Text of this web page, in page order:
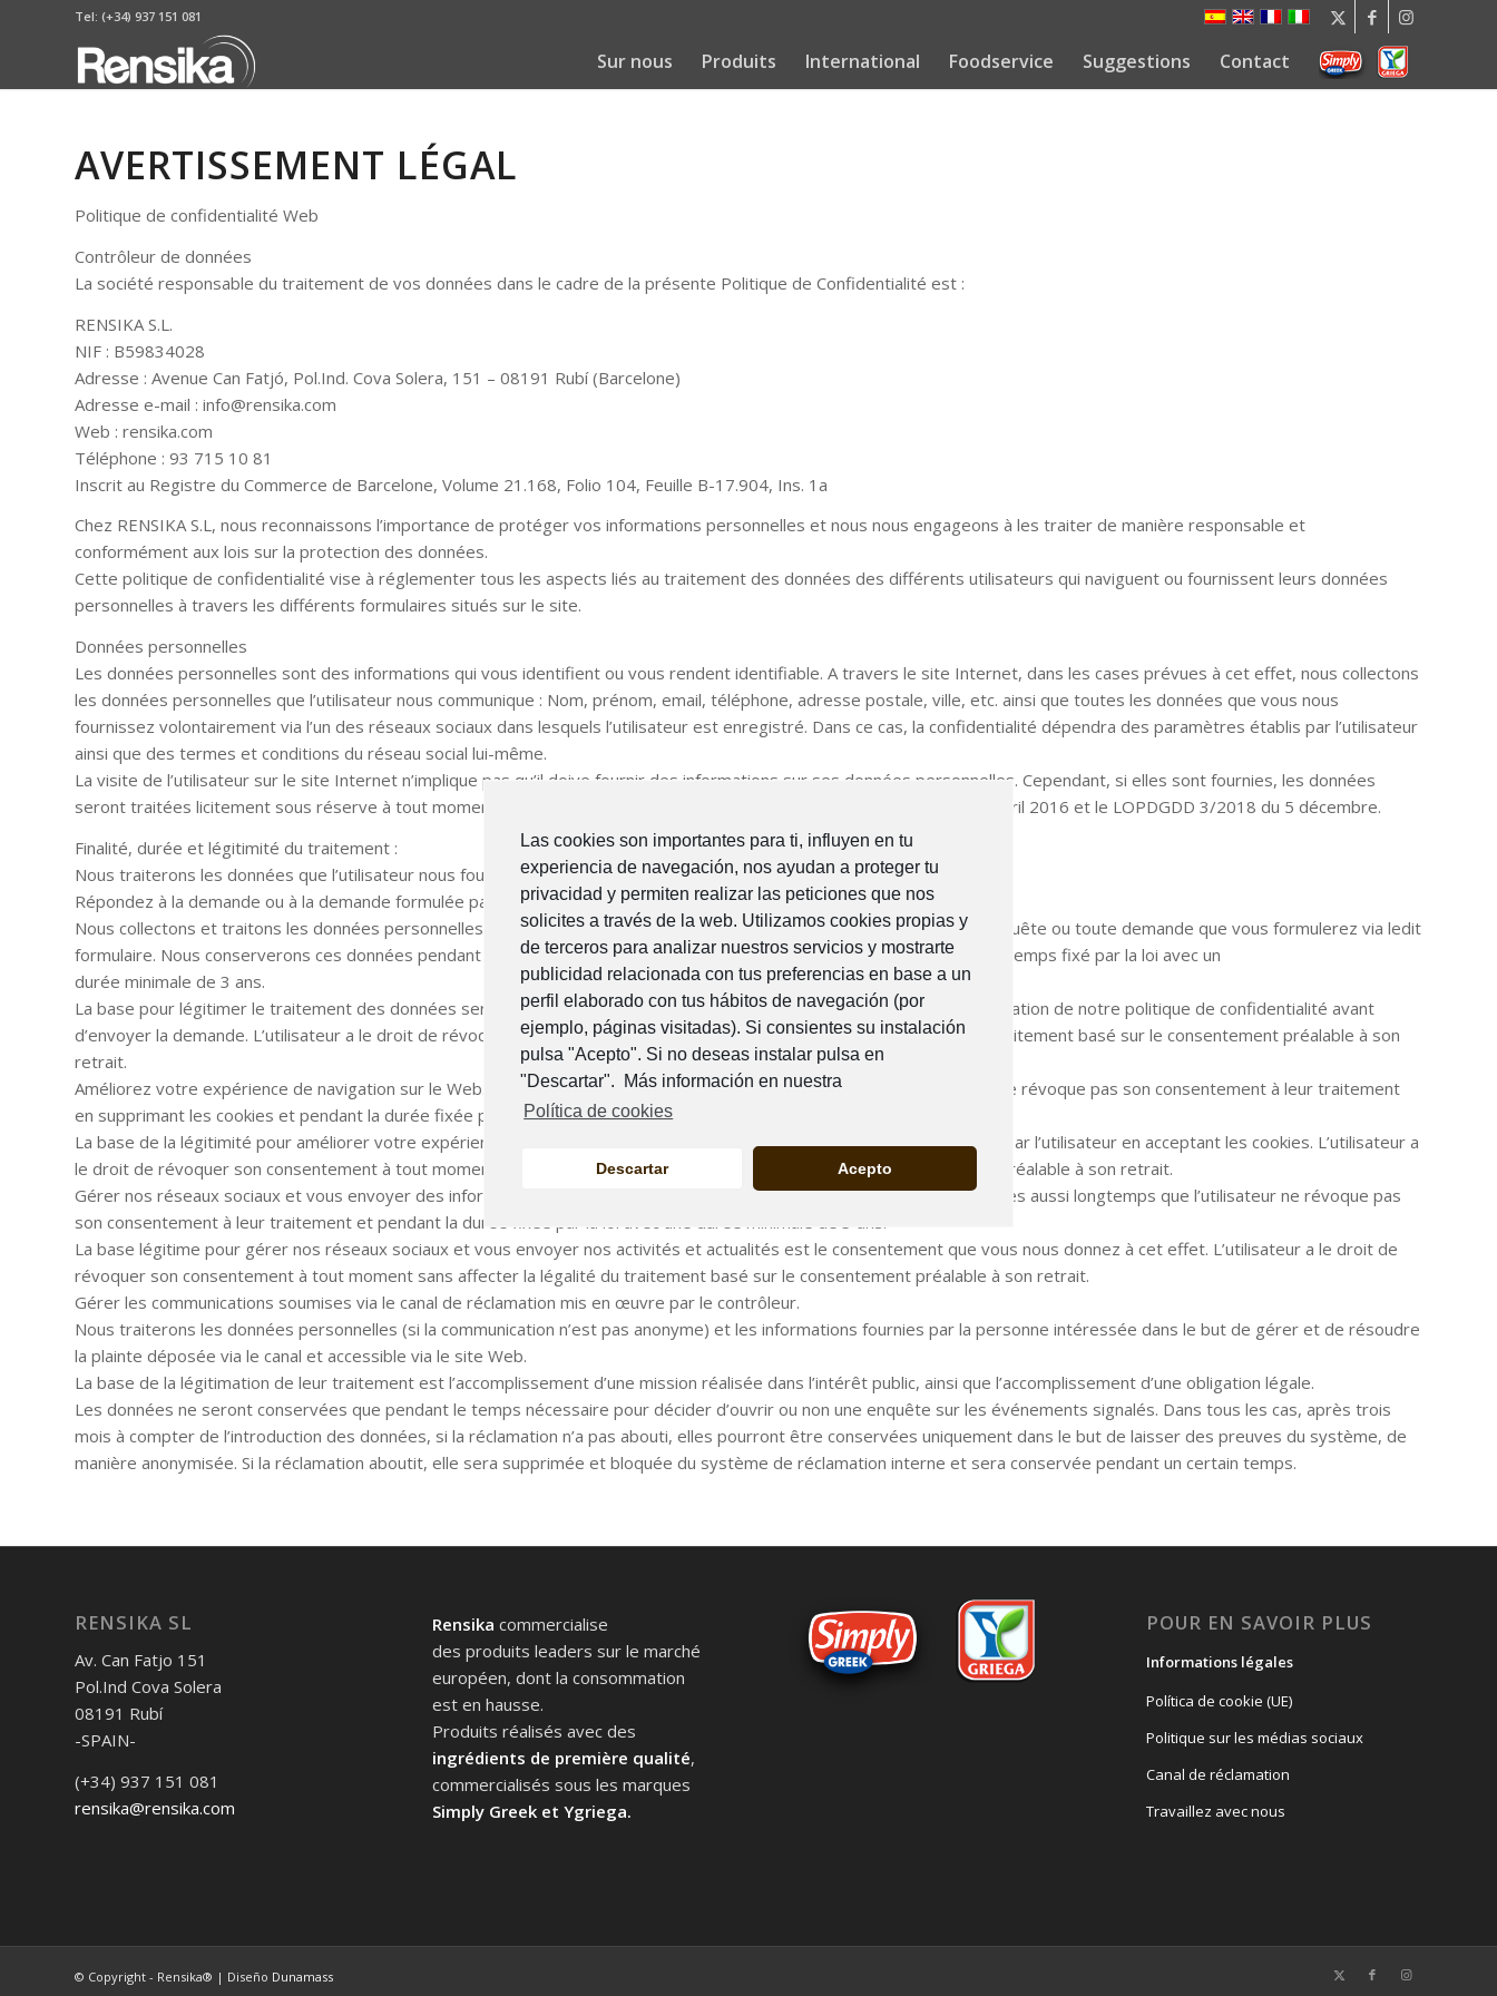
Las cookies son importantes para ti, influyen en tu
experiencia de navegación, nos ayudan a proteger tu
privacidad y permiten realizar las peticiones que nos
solicites a través de la web. Utilizamos cookies propias y
de terceros para analizar nuestros servicios y mostrarte
publicidad relacionada con tus preferencias en base a un
perfil elaborado con tus hábitos de navegación (por
ejemplo, páginas visitadas). Si consientes su instalación
pulsa "Acepto". Si no deseas instalar pulsa en
"Descartar". Más información en nuestra
Política de cookies
Descartar Acepto
Tel: (+34) 937 151 081
Sur nous Produits International Foodservice Suggestions Contact
AVERTISSEMENT LÉGAL
Politique de confidentialité Web
Contrôleur de données
La société responsable du traitement de vos données dans le cadre de la présente Politique de Confidentialité est :
RENSIKA S.L.
NIF : B59834028
Adresse : Avenue Can Fatjó, Pol.Ind. Cova Solera, 151 – 08191 Rubí (Barcelone)
Adresse e-mail : info@rensika.com
Web : rensika.com
Téléphone : 93 715 10 81
Inscrit au Registre du Commerce de Barcelone, Volume 21.168, Folio 104, Feuille B-17.904, Ins. 1a
Chez RENSIKA S.L, nous reconnaissons l’importance de protéger vos informations personnelles et nous nous engageons à les traiter de manière responsable et
conformément aux lois sur la protection des données.
Cette politique de confidentialité vise à réglementer tous les aspects liés au traitement des données des différents utilisateurs qui naviguent ou fournissent leurs données
personnelles à travers les différents formulaires situés sur le site.
Données personnelles
Les données personnelles sont des informations qui vous identifient ou vous rendent identifiable. A travers le site Internet, dans les cases prévues à cet effet, nous collectons
les données personnelles que l’utilisateur nous communique : Nom, prénom, email, téléphone, adresse postale, ville, etc. ainsi que toutes les données que vous nous
fournissez volontairement via l’un des réseaux sociaux dans lesquels l’utilisateur est enregistré. Dans ce cas, la confidentialité dépendra des paramètres établis par l’utilisateur
ainsi que des termes et conditions du réseau social lui-même.
La visite de l’utilisateur sur le site Internet n’implique pas qu’il doive fournir des informations sur ses données personnelles. Cependant, si elles sont fournies, les données
seront traitées licitement sous réserve à tout moment des principes et droits contenus dans le RGPD 2016/679 du 27 avril 2016 et le LOPDGDD 3/2018 du 5 décembre.
Finalité, durée et légitimité du traitement :
Nous traiterons les données que l’utilisateur nous fournit aux fins suivantes :
Répondez à la demande ou à la demande formulée par l’utilisateur via le formulaire de contact situé sur le site Internet.
Nous collectons et traitons les données personnelles de l’utilisateur pour pouvoir traiter et gérer votre demande, une requête ou toute demande que vous formulerez via ledit
formulaire. Nous conserverons ces données pendant le temps nécessaire pour répondre à votre demande et pendant le temps fixé par la loi avec un
durée minimale de 3 ans.
La base pour légitimer le traitement des données sera le consentement donné par l’utilisateur en cochant la case d’acceptation de notre politique de confidentialité avant
d’envoyer la demande. L’utilisateur a le droit de révoquer son consentement à tout moment sans affecter la légalité du traitement basé sur le consentement préalable à son
retrait.
Améliorez votre expérience de navigation sur le Web. Nous conserverons ces données aussi longtemps que l’utilisateur ne révoque pas son consentement à leur traitement
en supprimant les cookies et pendant la durée fixée par la loi avec une durée minimale de 3 ans.
La base de la légitimité pour améliorer votre expérience lors de la navigation sur le site Web est le consentement donné par l’utilisateur en acceptant les cookies. L’utilisateur a
le droit de révoquer son consentement à tout moment sans affecter la légalité du traitement basé sur le consentement préalable à son retrait.
Gérer nos réseaux sociaux et vous envoyer des informations sur nos activités et produits. Nous conserverons ces données aussi longtemps que l’utilisateur ne révoque pas
son consentement à leur traitement et pendant la durée fixée par la loi avec une durée minimale de 3 ans.
La base légitime pour gérer nos réseaux sociaux et vous envoyer nos activités et actualités est le consentement que vous nous donnez à cet effet. L’utilisateur a le droit de
révoquer son consentement à tout moment sans affecter la légalité du traitement basé sur le consentement préalable à son retrait.
Gérer les communications soumises via le canal de réclamation mis en œuvre par le contrôleur.
Nous traiterons les données personnelles (si la communication n’est pas anonyme) et les informations fournies par la personne intéressée dans le but de gérer et de résoudre
la plainte déposée via le canal et accessible via le site Web.
La base de la légitimation de leur traitement est l’accomplissement d’une mission réalisée dans l’intérêt public, ainsi que l’accomplissement d’une obligation légale.
Les données ne seront conservées que pendant le temps nécessaire pour décider d’ouvrir ou non une enquête sur les événements signalés. Dans tous les cas, après trois
mois à compter de l’introduction des données, si la réclamation n’a pas abouti, elles pourront être conservées uniquement dans le but de laisser des preuves du système, de
manière anonymisée. Si la réclamation aboutit, elle sera supprimée et bloquée du système de réclamation interne et sera conservée pendant un certain temps.
RENSIKA SL
Av. Can Fatjo 151
Pol.Ind Cova Solera
08191 Rubí
-SPAIN-
(+34) 937 151 081
rensika@rensika.com
Rensika commercialise
des produits leaders sur le marché
européen, dont la consommation
est en hausse.
Produits réalisés avec des
ingrédients de première qualité,
commercialisés sous les marques
Simply Greek et Ygriega.
POUR EN SAVOIR PLUS
Informations légales
Política de cookie (UE)
Politique sur les médias sociaux
Canal de réclamation
Travaillez avec nous
© Copyright - Rensika® | Diseño Dunamass